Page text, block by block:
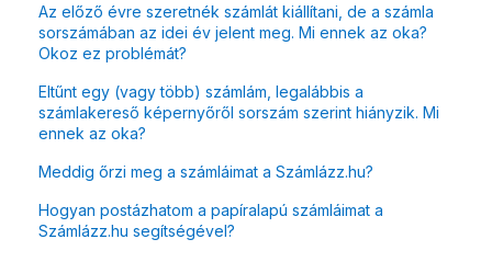
Az előző évre szeretnék számlát kiállítani, de a számla
sorszámában az idei év jelent meg. Mi ennek az oka?
Okoz ez problémát?
Eltűnt egy (vagy több) számlám, legalábbis a
számlakereső képernyőről sorszám szerint hiányzik. Mi
ennek az oka?
Meddig őrzi meg a számláimat a Számlázz.hu?
Hogyan postázhatom a papíralapú számláimat a
Számlázz.hu segítségével?